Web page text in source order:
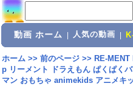
動画 ホーム 人気の動画
ホーム>> 前のページ>> RE-
p リーメント ドラえもん ぱくぱく
マン おもちゃ animekids アニメキ